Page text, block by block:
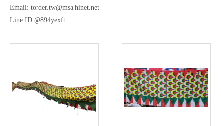
Email: torder.tw@msa.hinet.net
Line ID:@894yexft